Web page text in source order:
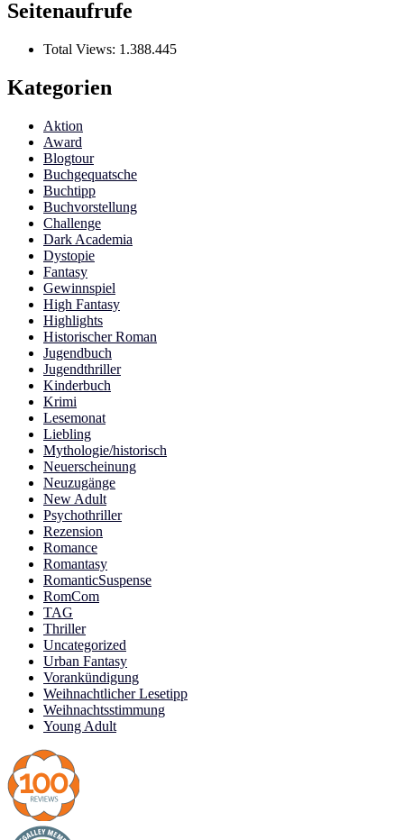
Seitenaufrufe
Total Views: 1.388.445
Kategorien
Aktion
Award
Blogtour
Buchgequatsche
Buchtipp
Buchvorstellung
Challenge
Dark Academia
Dystopie
Fantasy
Gewinnspiel
High Fantasy
Highlights
Historischer Roman
Jugendbuch
Jugendthriller
Kinderbuch
Krimi
Lesemonat
Liebling
Mythologie/historisch
Neuerscheinung
Neuzugänge
New Adult
Psychothriller
Rezension
Romance
Romantasy
RomanticSuspense
RomCom
TAG
Thriller
Uncategorized
Urban Fantasy
Vorankündigung
Weihnachtlicher Lesetipp
Weihnachtsstimmung
Young Adult